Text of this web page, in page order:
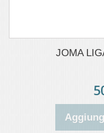
JOMA